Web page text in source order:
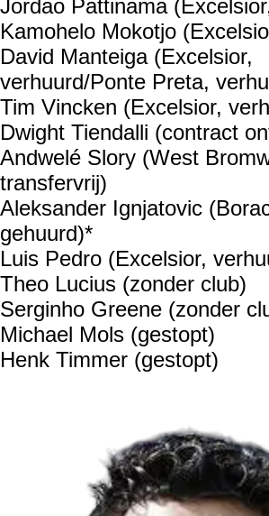
Jordao Pattinama
Kamohelo Mokotjo
David Manteiga (Excelsior,
verhuurd/Ponte Preta,
Tim Vincken (Excelsior,
Dwight Tiendalli (contract
Andwelé Slory (West
transfervrij)
Aleksander Ignjatovic
gehuurd)*
Luis Pedro (Excelsior,
Theo Lucius (zonder club)
Serginho Greene (zonder
Michael Mols (gestopt)
Henk Timmer (gestopt)